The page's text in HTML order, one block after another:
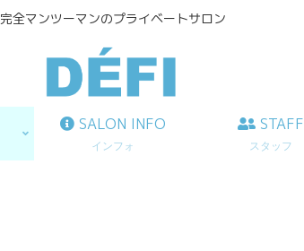
完全マンツーマンのプライベートサロン
SALON INFO
インフォ
STAFF
スタッフ